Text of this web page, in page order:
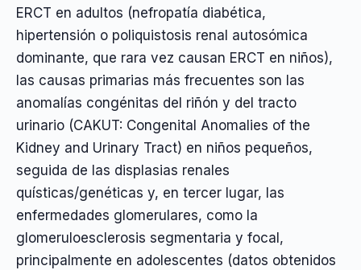
ERCT en adultos (nefropatía diabética,
hipertensión o poliquistosis renal autosómica
dominante, que rara vez causan ERCT en niños),
las causas primarias más frecuentes son las
anomalías congénitas del riñón y del tracto
urinario (CAKUT: Congenital Anomalies of the
Kidney and Urinary Tract) en niños pequeños,
seguida de las displasias renales
quísticas/genéticas y, en tercer lugar, las
enfermedades glomerulares, como la
glomeruloesclerosis segmentaria y focal,
principalmente en adolescentes (datos obtenidos